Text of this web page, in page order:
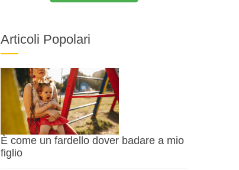
Articoli Popolari
È come un fardello dover badare a mio
figlio